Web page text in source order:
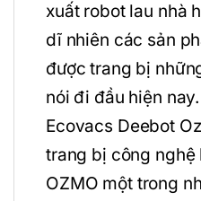
xuất robot lau nhà
dĩ nhiên các sản
được trang bị
nói đi đầu hiện
Ecovacs Deebot
trang bị công nghệ
OZMO một trong